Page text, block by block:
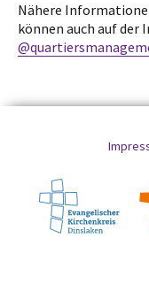
Nähere
können auch auf der